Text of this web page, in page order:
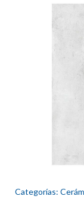
Categorías: